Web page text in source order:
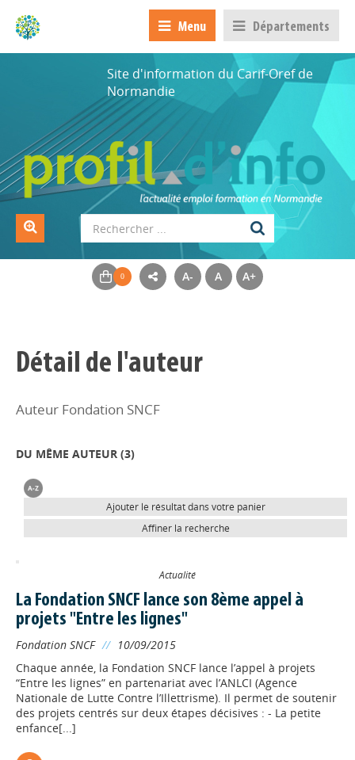
Menu Départements
Site d'information du Carif-Oref de
Normandie
A- A A+
Détail de l'auteur
Auteur Fondation SNCF
DU MÊME AUTEUR (3)
Ajouter le résultat dans votre panier
Affiner la recherche
Actualité
La Fondation SNCF lance son 8ème appel à
projets "Entre les lignes"
Fondation SNCF // 10/09/2015
Chaque année, la Fondation SNCF lance l’appel à projets
“Entre les lignes” en partenariat avec l’ANLCI (Agence
Nationale de Lutte Contre l’Illettrisme). Il permet de soutenir
des projets centrés sur deux étapes décisives : - La petite
enfance[...]